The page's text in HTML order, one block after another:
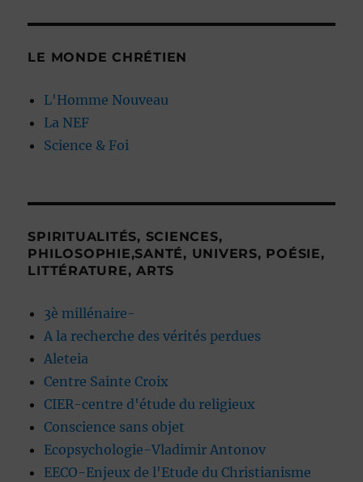
LE MONDE CHRÉTIEN
L'Homme Nouveau
La NEF
Science & Foi
SPIRITUALITÉS, SCIENCES,
PHILOSOPHIE,SANTÉ, UNIVERS, POÉSIE,
LITTÉRATURE, ARTS
3è millénaire-
A la recherche des vérités perdues
Aleteia
Centre Sainte Croix
CIER-centre d'étude du religieux
Conscience sans objet
Ecopsychologie-Vladimir Antonov
EECO-Enjeux de l'Etude du Christianisme